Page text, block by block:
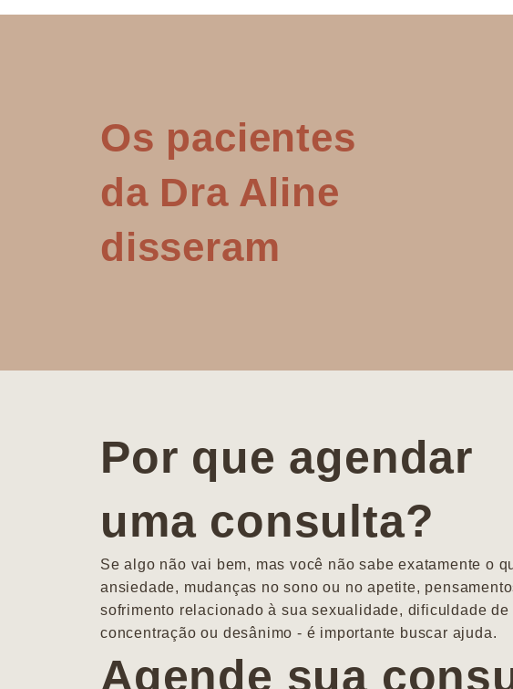
Os pacientes
da Dra Aline
disseram
Por que agendar
uma consulta?
Se algo não vai bem, mas você não sabe exatamente o
ansiedade, mudanças no sono ou no apetite,
sofrimento relacionado à sua sexualidade, dificuldade de
concentração ou desânimo - é importante buscar ajuda.
Agende sua